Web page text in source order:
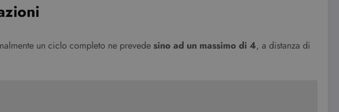
un ciclo completo ne prevedesino ad un massimo di 4, a distanza di